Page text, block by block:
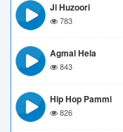
Ji Huzoori
783
Agmal Hela
843
Hip Hop Pammi
826